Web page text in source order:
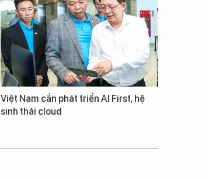
Việt Nam cần phát triển AI First, hệ
sinh thái cloud